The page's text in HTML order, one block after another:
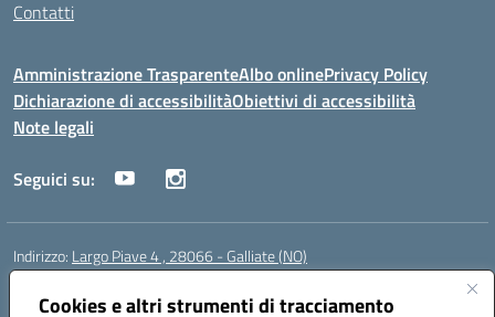
Cookies e altri strumenti di tracciamento
Contatti
Amministrazione TrasparenteAlbo onlinePrivacy Policy
Dichiarazione di accessibilitàObiettivi di accessibilità
Note legali
Seguici su:
Indirizzo: Largo Piave 4 , 28066 - Galliate (NO)
Centralino:
Posta elettronica certificata (PEC):noic818005@pec.istruzione.it